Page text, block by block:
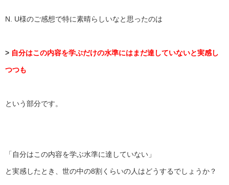
N. U様のご感想で特に素晴らしいなと思ったのは
> 自分はこの内容を学ぶだけの水準にはまだ達していないと実感し
つつも
という部分です。
「自分はこの内容を学ぶ水準に達していない」
と実感したとき、世の中の8割くらいの人はどうするでしょうか？